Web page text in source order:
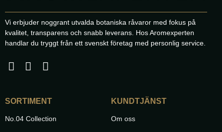
Vi erbjuder noggrant utvalda botaniska råvaror med fokus på
kvalitet, transparens och snabb leverans. Hos Aromexperten
handlar du tryggt från ett svenskt företag med personlig service.
SORTIMENT
No.04 Collection
KUNDTJÄNST
Om oss